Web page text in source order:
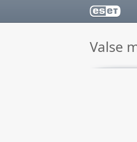
Valse